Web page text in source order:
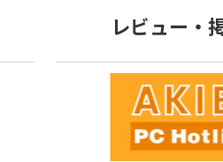
レビュー・